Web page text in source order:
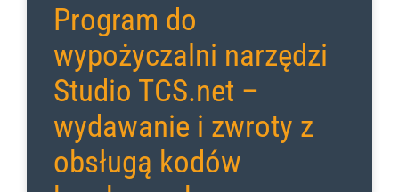
Program do
wypożyczalni narzędzi
Studio TCS.net –
wydawanie i zwroty z
obsługą kodów